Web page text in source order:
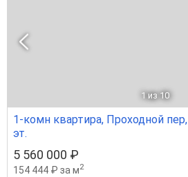
1 из 10
1-комн квартира, Проходной
эт.
5 560 000 ₽
154 444 ₽ за м2